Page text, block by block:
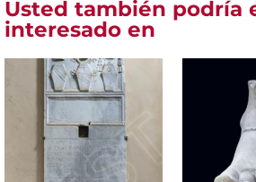
Usted también podría
interesado en